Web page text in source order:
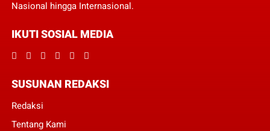
Nasional hingga Internasional.
IKUTI SOSIAL MEDIA
SUSUNAN REDAKSI
Redaksi
Tentang Kami